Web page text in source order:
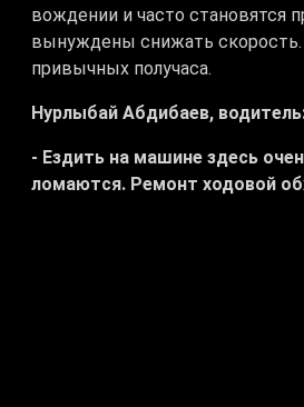
вождении и часто становятся
вынуждены снижать скорость.
привычных получаса.
Нурлыбай Абдибаев,
- Ездить на машине здесь
ломаются. Ремонт ходовой